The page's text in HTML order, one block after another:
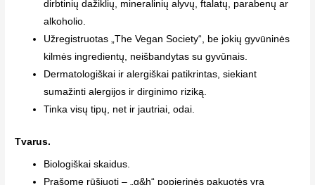
dirbtinių dažiklių, mineralinių alyvų, ftalatų, parabenų ar
alkoholio.
Užregistruotas „The Vegan Society“, be jokių gyvūninės
kilmės ingredientų, neišbandytas su gyvūnais.
Dermatologiškai ir alergiškai patikrintas, siekiant
sumažinti alergijos ir dirginimo riziką.
Tinka visų tipų, net ir jautriai, odai.
Tvarus.
Biologiškai skaidus.
Prašome rūšiuoti – „g&h“ popierinės pakuotės yra